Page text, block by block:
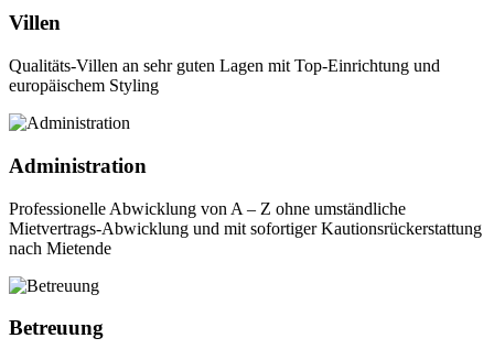
Villen
Qualitäts-Villen an sehr guten Lagen mit Top-Einrichtung und
europäischem Styling
Administration
Professionelle Abwicklung von A – Z ohne umständliche
Mietvertrags-Abwicklung und mit sofortiger Kautionsrückerstattung
nach Mietende
Betreuung